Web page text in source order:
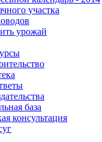
участка
урожай
база
консультация